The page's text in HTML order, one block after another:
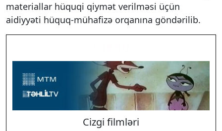
materiallar hüquqi qiymət verilməsi üçün
aidiyyəti hüquq-mühafizə orqanına göndərilib.
Cizgi filmləri